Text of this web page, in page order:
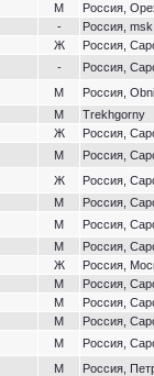
М
Россия,
-
Россия, msk
Ж
Россия,
-
Россия,
М
Россия,
М
Trekhgorny
Ж
Россия,
М
Россия,
Ж
Россия,
М
Россия,
М
Россия,
М
Россия,
Ж
Россия,
М
Россия,
М
Россия,
М
Россия,
М
Россия,
М
Россия,